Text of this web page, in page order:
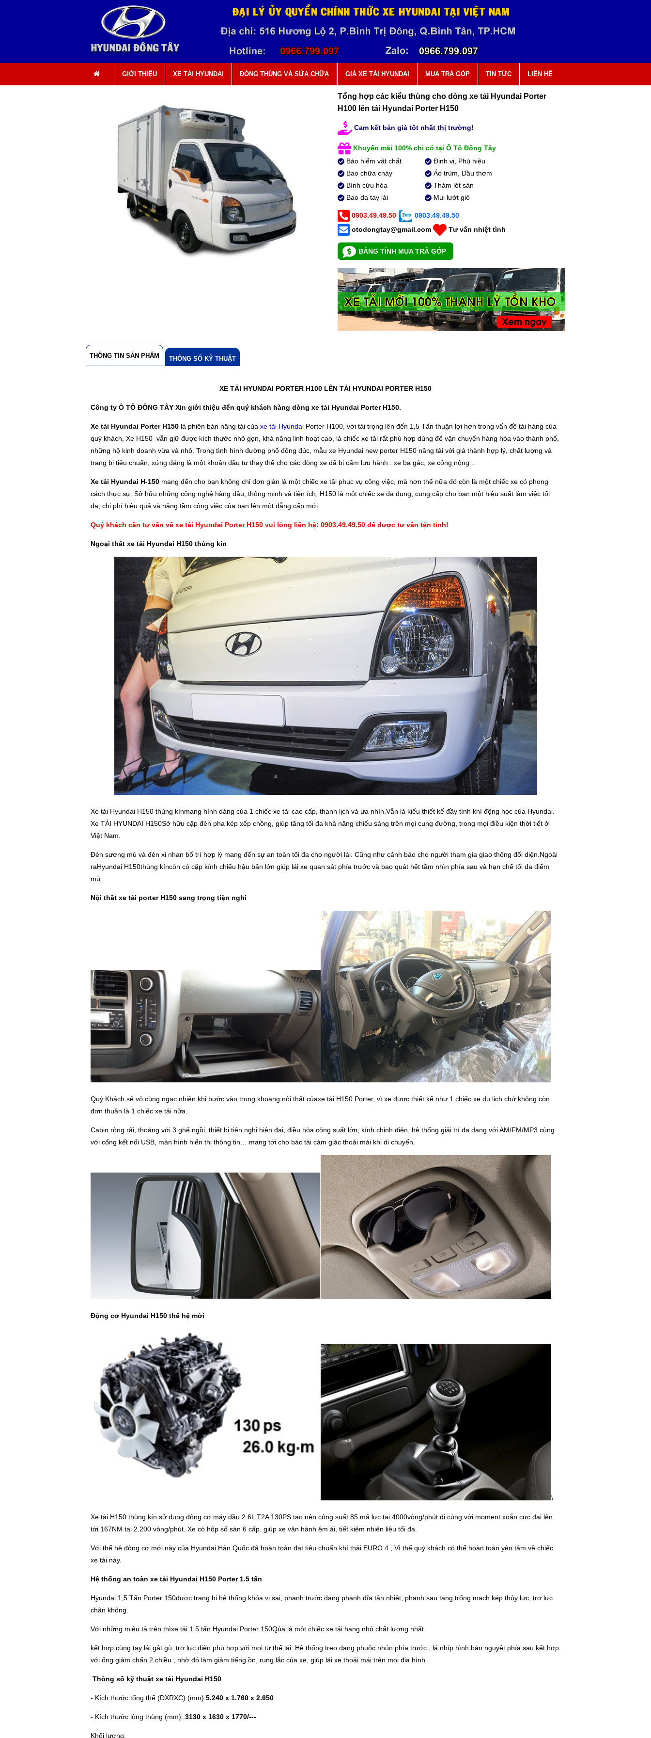
GIỚI THIỆU
XE TẢI HYUNDAI ĐÓNG THÙNG VÀ SỬA CHỮA GIÁ XE TẢI HYUNDAI MUA TRẢ GÓP TIN TỨC LIÊN HỆ
Tổng hợp các kiểu thùng cho dòng xe tải Hyundai Porter
H100 lên tải Hyundai Porter H150
Cam kết bán giá tốt nhất thị trường!
Khuyến mãi 100% chỉ có tại Ô Tô Đông Tây
Bảo hiểm vật chất
Bao chữa cháy
Bình cứu hỏa
Bao da tay lái
Định vị, Phù hiệu
Áo trùm, Dầu thơm
Thảm lót sàn
Mui lướt gió
0903.49.49.50
0903.49.49.50
otodongtay@gmail.com
Tư vấn nhiệt tình
BẢNG TÍNH MUA TRẢ GÓP
THÔNG TIN SẢN PHẨM THÔNG SỐ KỸ THUẬT
XE TẢI HYUNDAI PORTER H100 LÊN TẢI HYUNDAI PORTER H150
Công ty Ô TÔ ĐÔNG TÂY Xin giới thiệu đến quý khách hàng dòng xe tải Hyundai Porter H150.
Xe tải Hyundai Porter H150 là phiên bản nâng tải của xe tải Hyundai Porter H100, với tải trọng lên đến 1,5 Tấn thuận lợi hơn trong vấn đề tải hàng của
quý khách, Xe H150 vẫn giữ được kích thước nhỏ gọn, khả năng linh hoạt cao, là chiếc xe tải rất phù hợp dùng để vận chuyển hàng hóa vào thành phố,
những hộ kinh doanh vừa và nhỏ. Trong tình hình đường phố đông đúc, mẫu xe Hyundai new porter H150 nâng tải với giá thành hợp lý, chất lượng và
trang bị tiêu chuẩn, xứng đáng là một khoản đầu tư thay thế cho các dòng xe đã bị cấm lưu hành : xe ba gác, xe công nộng ..
Xe tải Hyundai H-150 mang đến cho bạn không chỉ đơn giản là một chiếc xe tải phục vụ công việc, mà hơn thế nữa đó còn là một chiếc xe có phong
cách thực sự. Sở hữu những công nghệ hàng đầu, thông minh và tiện ích, H150 là một chiếc xe đa dụng, cung cấp cho bạn một hiệu suất làm việc tối
đa, chi phí hiệu quả và nâng tầm công việc của bạn lên một đẳng cấp mới.
Quý khách cần tư vấn về xe tải Hyundai Porter H150 vui lòng liên hệ: 0903.49.49.50 để được tư vấn tận tình!
Ngoại thất xe tải Hyundai H150 thùng kín
Xe tải Hyundai H150 thùng kínmang hình dáng của 1 chiếc xe tải cao cấp, thanh lịch và ưa nhìn.Vẫn là kiểu thiết kế đầy tính khí động học của Hyundai.
Xe TẢI HYUNDAI H150Sở hữu cặp đèn pha kép xếp chồng, giúp tăng tối đa khả năng chiếu sáng trên mọi cung đường, trong mọi điều kiện thời tiết ở
Việt Nam.
Đèn sương mù và đèn xi nhan bố trí hợp lý mang đến sự an toàn tối đa cho người lái. Cũng như cảnh báo cho người tham gia giao thông đối diện.Ngoài
raHyundai H150thùng kíncòn có cặp kính chiếu hậu bản lớn giúp lái xe quan sát phía trước và bao quát hết tầm nhìn phía sau và hạn chế tối đa điểm
mù.
Nội thất xe tải porter H150 sang trọng tiện nghi
Quý Khách sẽ vô cùng ngạc nhiên khi bước vào trong khoang nội thất củaxe tải H150 Porter, vì xe được thiết kế như 1 chiếc xe du lịch chứ không còn
đơn thuần là 1 chiếc xe tải nữa.
Cabin rộng rãi, thoáng với 3 ghế ngồi, thiết bị tiện nghi hiện đại, điều hòa công suất lớn, kính chỉnh điện, hệ thống giải trí đa dạng với AM/FM/MP3 cùng
với cổng kết nối USB, màn hình hiển thị thông tin… mang tới cho bác tài cảm giác thoải mái khi di chuyển.
Động cơ Hyundai H150 thế hệ mới
\
Xe tải H150 thùng kín sử dụng động cơ máy dầu 2.6L T2A 130PS tạo nên công suất 85 mã lực tại 4000vòng/phút đi cùng với moment xoắn cực đại lên
tới 167NM tại 2.200 vòng/phút. Xe có hộp số sàn 6 cấp. giúp xe vận hành êm ái, tiết kiệm nhiên liệu tối đa.
Với thế hệ động cơ mới này của Hyundai Hàn Quốc đã hoàn toàn đạt tiêu chuẩn khí thải EURO 4 , Vì thế quý khách có thể hoàn toàn yên tâm về chiếc
xe tải này.
Hệ thống an toàn xe tải Hyundai H150 Porter 1.5 tấn
Hyundai 1,5 Tấn Porter 150được trang bị hệ thống khóa vi sai, phanh trước dạng phanh đĩa tản nhiệt, phanh sau tang trống mạch kép thủy lực, trợ lực
chân không.
Với những miêu tả trên thìxe tải 1.5 tấn Hyundai Porter 150Qủa là một chiếc xe tải hạng nhỏ chất lượng nhất.
kết hợp cùng tay lái gật gù, trợ lực điện phù hợp với mọi tư thế lái. Hệ thống treo dạng phuộc nhún phía trước , lá nhíp hình bán nguyệt phía sau kết hợp
với ống giảm chấn 2 chiều , nhờ đó làm giảm tiếng ồn, rung lắc của xe, giúp lái xe thoải mái trên mọi địa hình.
Thông số kỹ thuật xe tải Hyundai H150
- Kích thước tổng thể (DXRXC) (mm):5.240 x 1.760 x 2.650
- Kích thước lòng thùng (mm): 3130 x 1630 x 1770/---
Khối lượng: